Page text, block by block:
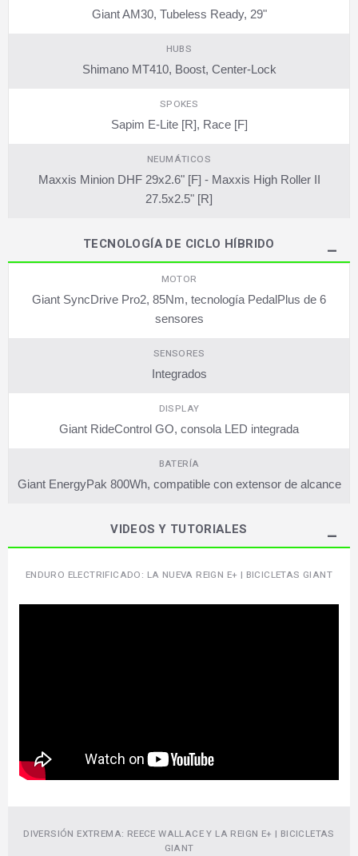
Giant AM30, Tubeless Ready, 29"
HUBS
Shimano MT410, Boost, Center-Lock
SPOKES
Sapim E-Lite [R], Race [F]
NEUMÁTICOS
Maxxis Minion DHF 29x2.6" [F] - Maxxis High Roller II
27.5x2.5" [R]
TECNOLOGÍA DE CICLO HÍBRIDO
MOTOR
Giant SyncDrive Pro2, 85Nm, tecnología PedalPlus de 6
sensores
SENSORES
Integrados
DISPLAY
Giant RideControl GO, consola LED integrada
BATERÍA
Giant EnergyPak 800Wh, compatible con extensor de alcance
VIDEOS Y TUTORIALES
ENDURO ELECTRIFICADO: LA NUEVA REIGN E+ | BICICLETAS GIANT
DIVERSIÓN EXTREMA: REECE WALLACE Y LA REIGN E+ | BICICLETAS
GIANT